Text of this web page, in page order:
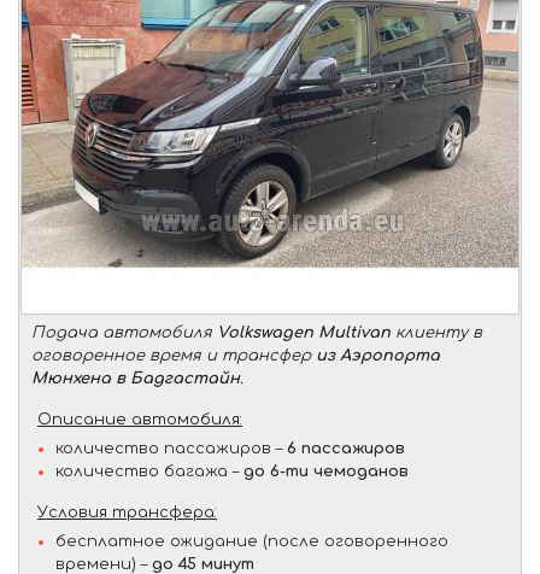
Подача автомобиля Volkswagen Multivan клиенту в
оговоренное время и трансфер из Аэропорта
Мюнхена в Бадгастайн.
Описание автомобиля:
количество пассажиров – 6 пассажиров
количество багажа – до 6-ти чемоданов
Условия трансфера:
бесплатное ожидание (после оговоренного
времени) – до 45 минут